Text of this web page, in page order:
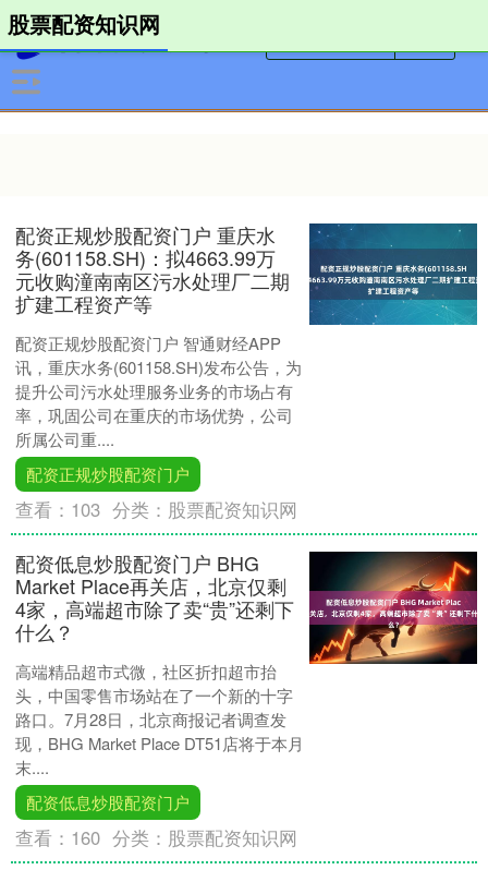
股票配资知识网
配资正规炒股配资门户 重庆水
务(601158.SH)：拟4663.99万
元收购潼南南区污水处理厂二期
扩建工程资产等
配资正规炒股配资门户 智通财经APP
讯，重庆水务(601158.SH)发布公告，为
提升公司污水处理服务业务的市场占有
率，巩固公司在重庆的市场优势，公司
所属公司重....
配资正规炒股配资门户
查看： 103 分类： 股票配资知识网
配资低息炒股配资门户 BHG
Market Place再关店，北京仅剩
4家，高端超市除了卖“贵”还剩下
什么？
高端精品超市式微，社区折扣超市抬
头，中国零售市场站在了一个新的十字
路口。7月28日，北京商报记者调查发
现，BHG Market Place DT51店将于本月
末....
配资低息炒股配资门户
查看： 160 分类： 股票配资知识网